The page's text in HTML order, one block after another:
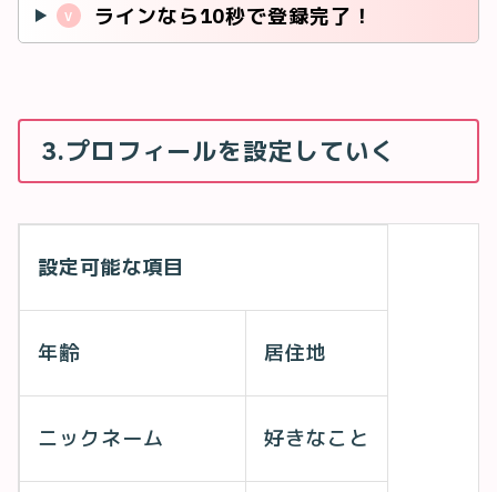
v ラインなら10秒で登録完了！
3.プロフィールを設定していく
設定可能な項目
年齢 居住地
ニックネーム 好きなこと